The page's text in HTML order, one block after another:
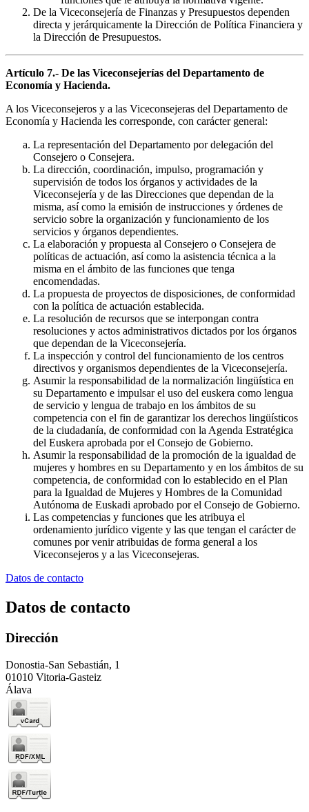
De la Viceconsejería de Finanzas y Presupuestos dependen
directa y jerárquicamente la Dirección de Política Financiera y
la Dirección de Presupuestos.
Artículo 7.- De las Viceconsejerías del Departamento de
Economía y Hacienda.
A los Viceconsejeros y a las Viceconsejeras del Departamento de
Economía y Hacienda les corresponde, con carácter general:
La representación del Departamento por delegación del
Consejero o Consejera.
La dirección, coordinación, impulso, programación y
supervisión de todos los órganos y actividades de la
Viceconsejería y de las Direcciones que dependan de la
misma, así como la emisión de instrucciones y órdenes de
servicio sobre la organización y funcionamiento de los
servicios y órganos dependientes.
La elaboración y propuesta al Consejero o Consejera de
políticas de actuación, así como la asistencia técnica a la
misma en el ámbito de las funciones que tenga
encomendadas.
La propuesta de proyectos de disposiciones, de conformidad
con la política de actuación establecida.
La resolución de recursos que se interpongan contra
resoluciones y actos administrativos dictados por los órganos
que dependan de la Viceconsejería.
La inspección y control del funcionamiento de los centros
directivos y organismos dependientes de la Viceconsejería.
Asumir la responsabilidad de la normalización lingüística en
su Departamento e impulsar el uso del euskera como lengua
de servicio y lengua de trabajo en los ámbitos de su
competencia con el fin de garantizar los derechos lingüísticos
de la ciudadanía, de conformidad con la Agenda Estratégica
del Euskera aprobada por el Consejo de Gobierno.
Asumir la responsabilidad de la promoción de la igualdad de
mujeres y hombres en su Departamento y en los ámbitos de su
competencia, de conformidad con lo establecido en el Plan
para la Igualdad de Mujeres y Hombres de la Comunidad
Autónoma de Euskadi aprobado por el Consejo de Gobierno.
Las competencias y funciones que les atribuya el
ordenamiento jurídico vigente y las que tengan el carácter de
comunes por venir atribuidas de forma general a los
Viceconsejeros y a las Viceconsejeras.
Datos de contacto
Datos de contacto
Dirección
Donostia-San Sebastián, 1
01010 Vitoria-Gasteiz
Álava